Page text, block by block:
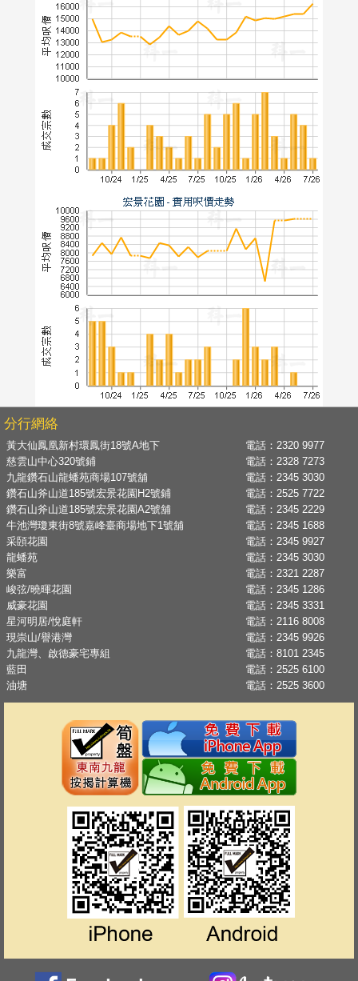
分行網絡
黃大仙鳳凰新村環鳳街18號A地下 電話： 2320 9977
慈雲山中心320號鋪
電話： 2328 7273
九龍鑽石山龍蟠苑商場107號舖
電話： 2345 3030
鑽石山斧山道185號宏景花園H2號鋪
電話： 2525 7722
鑽石山斧山道185號宏景花園A2號舖
電話： 2345 2229
牛池灣瓊東街8號嘉峰臺商場地下1號舖
電話： 2345 1688
采頣花園
電話： 2345 9927
龍蟠苑
電話： 2345 3030
樂富
電話： 2321 2287
峻弦/曉暉花園
電話： 2345 1286
威豪花園
電話： 2345 3331
星河明居/悅庭軒
電話： 2116 8008
現崇山/譽港灣
電話： 2345 9926
九龍灣、啟德豪宅專組
電話： 8101 2345
藍田
電話： 2525 6100
油塘
電話： 2525 3600